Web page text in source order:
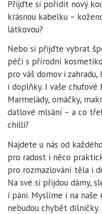
Přijďte si pořídit nový
krásnou kabelku –
látkovou?
Nebo si přijďte vybrat
péči s přírodní
pro váš domov i
i doplňky. I vaše chuťové
Marmelády, omáčky,
datlové mlsání – a co
chilli?
Najdete u nás od
pro radost i něco
pro rozmazlování těla i
Na své si přijdou dámy,
i páni. Myslíme i na
nebudou chybět